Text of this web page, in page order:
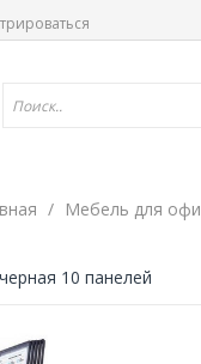
Мебель для
10 панелей